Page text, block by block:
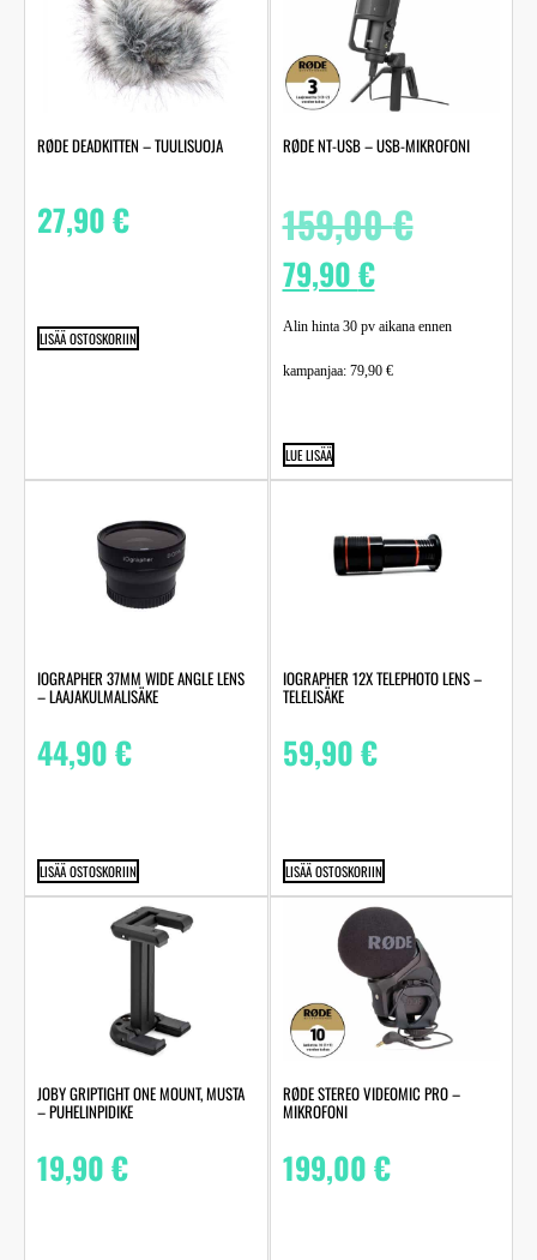
RØDE DEADKITTEN – TUULISUOJA
27,90€
LISÄÄ OSTOSKORIIN
RØDE NT-USB – USB-MIKROFONI
159,00€
79,90€
Alin hinta 30 pv aikana ennen
kampanjaa: 79,90 €
LUE LISÄÄ
IOGRAPHER 37MM WIDE ANGLE LENS
– LAAJAKULMALISÄKE
44,90€
LISÄÄ OSTOSKORIIN
IOGRAPHER 12X TELEPHOTO LENS –
TELELISÄKE
59,90€
LISÄÄ OSTOSKORIIN
JOBY GRIPTIGHT ONE MOUNT, MUSTA
– PUHELINPIDIKE
19,90€
RØDE STEREO VIDEOMIC PRO –
MIKROFONI
199,00€